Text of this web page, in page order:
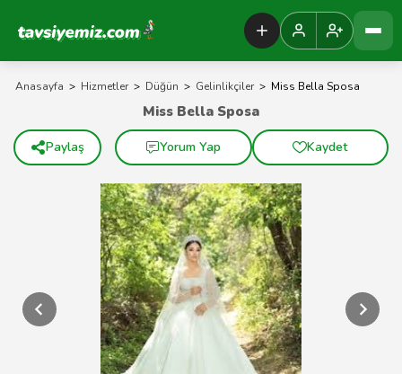
Tavsiyemiz Anasayfa
Anasayfa > Hizmetler > Düğün > Gelinlikçiler > Miss Bella Sposa
Miss Bella Sposa
Paylaş Yorum Yap Kaydet